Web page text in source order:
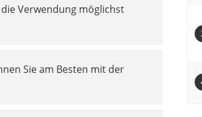
Verwendung möglichst
Sie am Besten mit der